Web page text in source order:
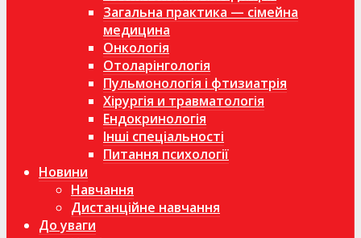
Загальна практика — сімейна
медицина
Онкологія
Отоларінгологія
Пульмонологія і фтизиатрія
Хірургія и травматологія
Ендокринологія
Інші спеціальності
Питання психології
Новини
Навчання
Дистанційне навчання
До уваги